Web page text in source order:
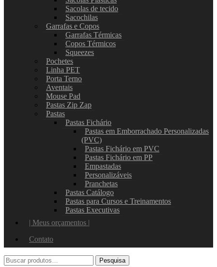
Sacolas de tecido
Sacochilas
Garrafas e Copos
Garrafas Térmicas
Copos Térmicos
Squeezes
Pochetes
Linha PET
Porta Terno
Aventais
Mouse Pad
Pastas Zip Zap
Pastas
Pastas Fichário
Pastas em Emborrachado Personalizadas
(PVC)
Pastas Fichário em PVC
Pastas Fichário em PP
Empastadas
Personalizáveis
Pranchetas
Pastas Catálogo
Pastas para Cursos e Treinamentos
Pastas Executivas
| Meus orçamentos |
Contato